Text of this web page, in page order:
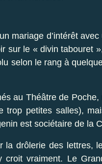
mariage d’intérêt
sur le « divin tabouret
selon le rang à
au Théâtre de
trop petites salles),
est sociétaire de la
drôlerie des lettres,
croit vraiment. Le